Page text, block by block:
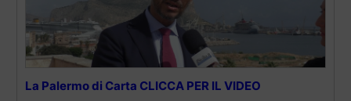
La Palermo di Carta CLICCA PER IL VIDEO